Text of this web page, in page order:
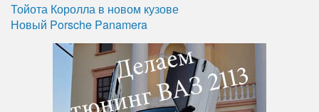
Тойота Королла в новом кузове
Новый Porsche Panamera